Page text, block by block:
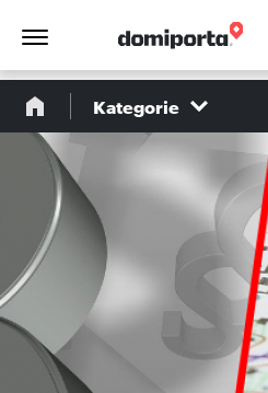
Kategorie